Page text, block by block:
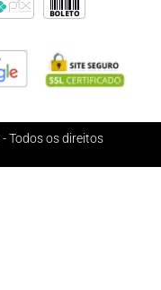
Todos os direitos